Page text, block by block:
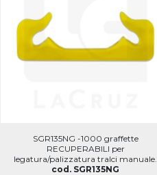
SGR135NG -1000 graffette
RECUPERABILI per
legatura/palizzatura tralci manuale.
cod. SGR135NG